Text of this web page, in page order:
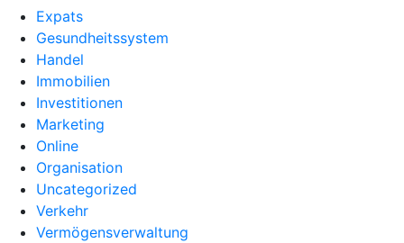
Expats
Gesundheitssystem
Handel
Immobilien
Investitionen
Marketing
Online
Organisation
Uncategorized
Verkehr
Vermögensverwaltung